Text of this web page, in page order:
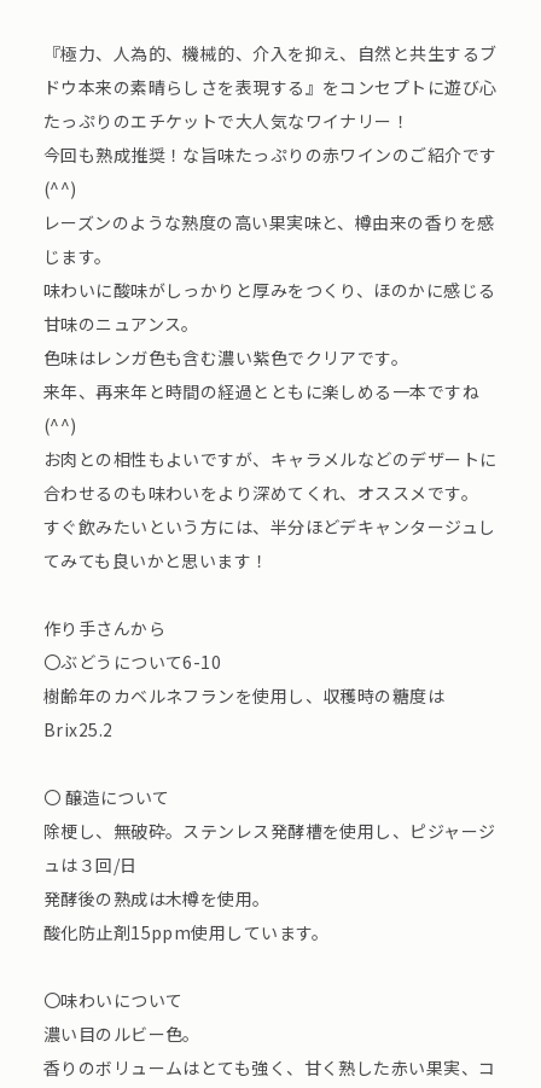
『極力、人為的、機械的、介入を抑え、自然と共生するブ
ドウ本来の素晴らしさを表現する』をコンセプトに遊び心
たっぷりのエチケットで大人気なワイナリー！
今回も熟成推奨！な旨味たっぷりの赤ワインのご紹介です
(^^)
レーズンのような熟度の高い果実味と、樽由来の香りを感
じます。
味わいに酸味がしっかりと厚みをつくり、ほのかに感じる
甘味のニュアンス。
色味はレンガ色も含む濃い紫色でクリアです。
来年、再来年と時間の経過とともに楽しめる一本ですね
(^^)
お肉との相性もよいですが、キャラメルなどのデザートに
合わせるのも味わいをより深めてくれ、オススメです。
すぐ飲みたいという方には、半分ほどデキャンタージュし
てみても良いかと思います！
作り手さんから
〇ぶどうについて6-10
樹齢年のカベルネフランを使用し、収穫時の糖度は
Brix25.2
〇 醸造について
除梗し、無破砕。ステンレス発酵槽を使用し、ピジャージ
ュは３回/日
発酵後の熟成は木樽を使用。
酸化防止剤15ppm使用しています。
〇味わいについて
濃い目のルビー色。
香りのボリュームはとても強く、甘く熟した赤い果実、コ